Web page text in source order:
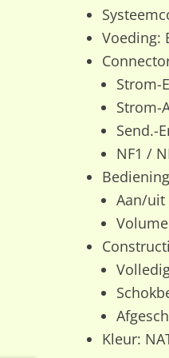
Voeding:
Strom-
Strom-
Send.-
NF1 /
Aan/uit
Kleur: